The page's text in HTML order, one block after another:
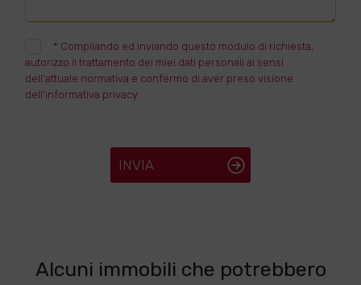
* Compilando ed inviando questo modulo di richiesta,
autorizzo il trattamento dei miei dati personali ai sensi
dell'attuale normativa e confermo di aver preso visione
dell'informativa privacy.
INVIA
Alcuni immobili che potrebbero